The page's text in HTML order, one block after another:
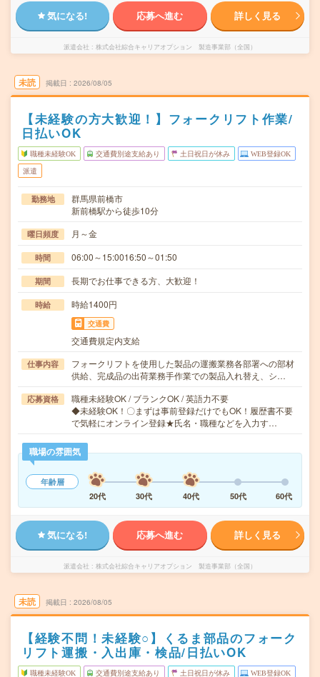
気になる! 応募へ進む 詳しく見る
派遣会社 株式会社綜合キャリアオプション 製造事業部（全国）
未読 掲載日 2026/08/05
【未経験の方大歓迎！】フォークリフト作業/
日払いOK
職種未経験OK 交通費別途支給あり 土日祝日が休み WEB登録OK
派遣
勤務地
群馬県前橋市
新前橋駅から徒歩10分
曜日頻度 月～金
時間 06:00～15:0016:50～01:50
期間 長期でお仕事できる方、大歓迎！
時給 時給1400円
交通費
交通費規定内支給
仕事内容
フォークリフトを使用した製品の運搬業務各部署への部材
供給、完成品の出荷業務手作業での製品入れ替え、シ…
応募資格
職種未経験OK / ブランクOK / 英語力不要
◆未経験OK！〇まずは事前登録だけでもOK！履歴書不要
で気軽にオンライン登録★氏名・職種などを入力す…
職場の雰囲気
年齢層
20代
30代 40代 50代 60代
気になる! 応募へ進む 詳しく見る
派遣会社 株式会社綜合キャリアオプション 製造事業部（全国）
未読 掲載日 2026/08/05
【経験不問！未経験○】くるま部品のフォーク
リフト運搬・入出庫・検品/日払いOK
職種未経験OK 交通費別途支給あり 土日祝日が休み WEB登録OK